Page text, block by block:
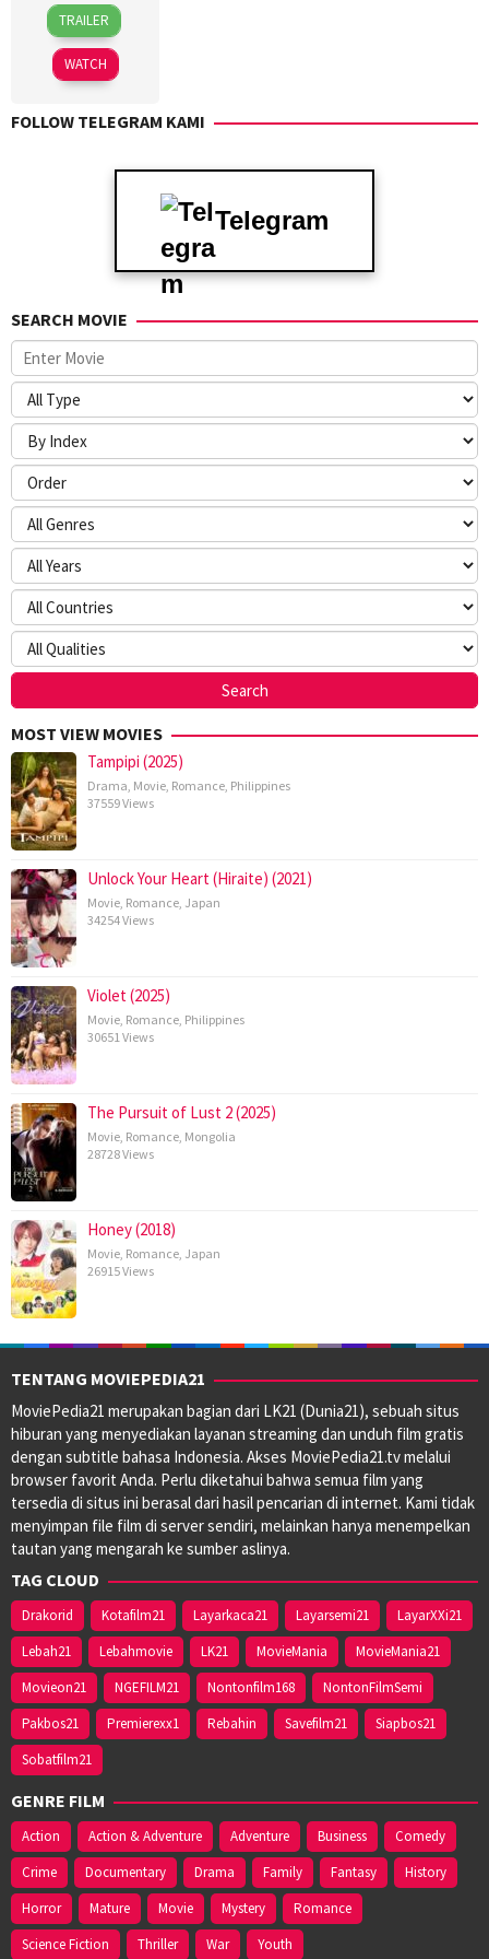
1
May
2025
Stephen
Chbosky
TRAILER
WATCH
FOLLOW TELEGRAM KAMI
Telegram
SEARCH MOVIE
MOST VIEW MOVIES
Tampipi (2025)
Drama Movie Romance Philippines
37559 Views
Unlock Your Heart (Hiraite) (2021)
Movie Romance Japan
34254 Views
Violet (2025)
Movie Romance Philippines
30651 Views
The Pursuit of Lust 2 (2025)
Movie Romance Mongolia
28728 Views
Honey (2018)
Movie Romance Japan
26915 Views
TENTANG MOVIEPEDIA21
MoviePedia21 merupakan bagian dari LK21 (Dunia21), sebuah situs
hiburan yang menyediakan layanan streaming dan unduh film gratis
dengan subtitle bahasa Indonesia. Akses MoviePedia21.tv melalui
browser favorit Anda. Perlu diketahui bahwa semua film yang
tersedia di situs ini berasal dari hasil pencarian di internet. Kami tidak
menyimpan file film di server sendiri, melainkan hanya menempelkan
tautan yang mengarah ke sumber aslinya.
TAG CLOUD
Drakorid Kotafilm21 Layarkaca21 Layarsemi21
LayarXXi21
Lebah21
Lebahmovie LK21 MovieMania
MovieMania21
Movieon21
NGEFILM21 Nontonfilm168
NontonFilmSemi
Pakbos21
Premierexx1 Rebahin Savefilm21
Siapbos21
Sobatfilm21
GENRE FILM
Action Action & Adventure Adventure Business
Comedy
Crime
Documentary Drama Family Fantasy
History
Horror
Mature Movie Mystery
Romance
Science Fiction
Thriller War Youth